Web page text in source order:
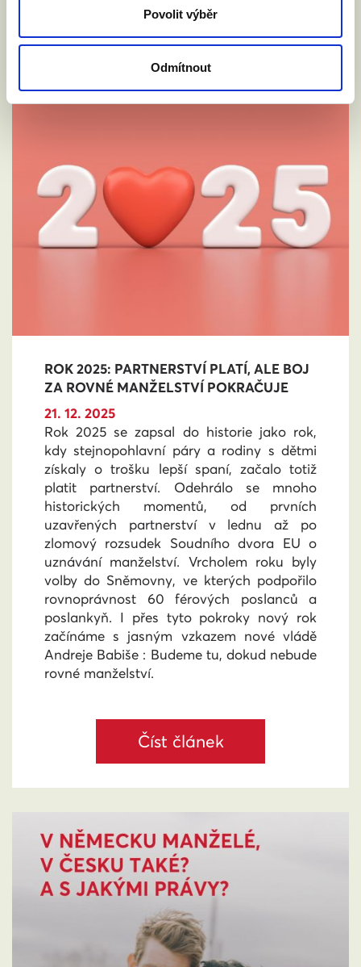
Povolit výběr
Odmítnout
ROK 2025: PARTNERSTVÍ PLATÍ, ALE BOJ
ZA ROVNÉ MANŽELSTVÍ POKRAČUJE
21. 12. 2025
Rok 2025 se zapsal do historie jako rok,
kdy stejnopohlavní páry a rodiny s dětmi
získaly o trošku lepší spaní, začalo totiž
platit partnerství. Odehrálo se mnoho
historických momentů, od prvních
uzavřených partnerství v lednu až po
zlomový rozsudek Soudního dvora EU o
uznávání manželství. Vrcholem roku byly
volby do Sněmovny, ve kterých podpořilo
rovnoprávnost 60 férových poslanců a
poslankyň. I přes tyto pokroky nový rok
začínáme s jasným vzkazem nové vládě
Andreje Babiše : Budeme tu, dokud nebude
rovné manželství.
Číst článek